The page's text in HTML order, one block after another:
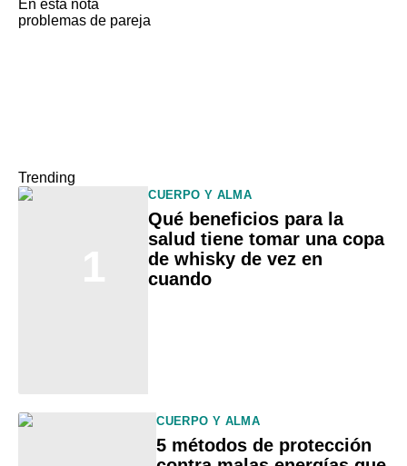
En esta nota
problemas de pareja
Trending
CUERPO Y ALMA
Qué beneficios para la
salud tiene tomar una copa
de whisky de vez en
cuando
CUERPO Y ALMA
5 métodos de protección